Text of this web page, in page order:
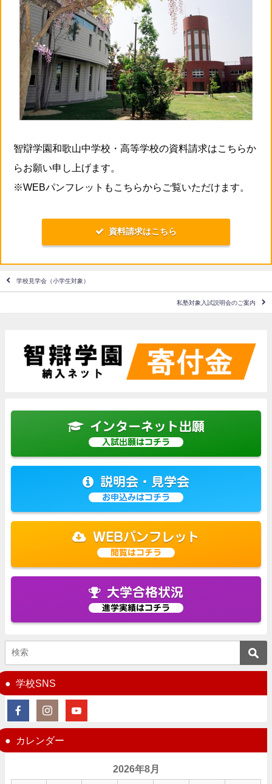
智辯学園和歌山中学校・高等学校の資料請求はこちらか
らお願い申し上げます。
※WEBパンフレットもこちらからご覧いただけます。
資料請求はこちら
学校見学会（小学生対象）
私塾対象入試説明会のご案内
インターネット出願
入試出願はコチラ
説明会・見学会
お申込みはコチラ
WEBパンフレット
閲覧はコチラ
大学合格状況
進学実績はコチラ
学校SNS
カレンダー
2026年8月